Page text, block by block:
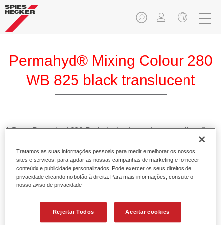
Permahyd® Mixing Colour 280
WB 825 black translucent
A Base Permahyd 280 Perlado é adequada para utilização
com Permahyd Base Bicamada Nacarada 285, um sistema
de base bicamada aquosa de alta qualidade. Está baseada
numa tecnologia especial de dispersão de poliuretano para
cores sólidas e de efeitos.
Características do produto
Permite uma aplicação simples e rápida numa operação
de 1.5 demãos.
Tratamos as suas informações pessoais para medir e melhorar os nossos
sites e serviços, para ajudar as nossas campanhas de marketing e fornecer
conteúdo e publicidade personalizados. Pode exercer os seus direitos de
privacidade clicando no botão à direita. Para mais informações, consulte o
nosso aviso de privacidade
Rejeitar Todos Aceitar cookies